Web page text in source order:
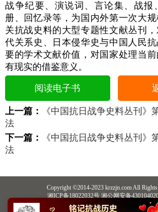
战争纪要、演说词、言论集、战报
册、回忆录等，为国内外第一次大
关抗战史料的大型专题性文献丛刊
代关系史、日本侵华史与中国人民
要的学术文献价值，对国家处理当
有现实的借鉴意义。
阅读电子书
上一篇：
《中国抗日战争史料丛刊》
法
下一篇：
《中国抗日战争史料丛刊》
法
Copyright ©2014-2023 krzzjn.com All Rights
湘ICP备18022032号 湘公网安备
中央网信办违法和不良信息举报中心
长沙市互联网